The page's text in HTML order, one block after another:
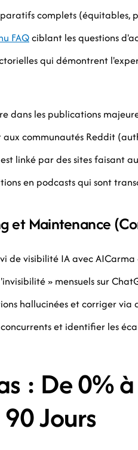
complets (équitables,
FAQciblant les questions
qui démontrent
dans les publications
communautés Reddit
linké par des sites faisant
en podcasts qui sont
et Maintenance
de visibilité IA avec
» mensuels sur
hallucinées et corriger via
et identifier les
: De 0%
Jours